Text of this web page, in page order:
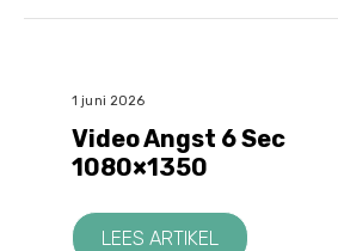
1 juni 2026
Video Angst 6 Sec
1080×1350
LEES ARTIKEL